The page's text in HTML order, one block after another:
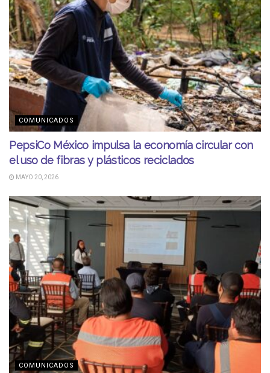
COMUNICADOS
PepsiCo México impulsa la economía circular con
el uso de fibras y plásticos reciclados
MAYO 20, 2026
COMUNICADOS